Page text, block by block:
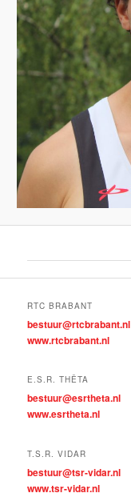
RTC BRABANT
bestuur@rtcbrabant.nl
www.rtcbrabant.nl
E.S.R. THÊTA
bestuur@esrtheta.nl
www.esrtheta.nl
T.S.R. VIDAR
bestuur@tsr-vidar.nl
www.tsr-vidar.nl